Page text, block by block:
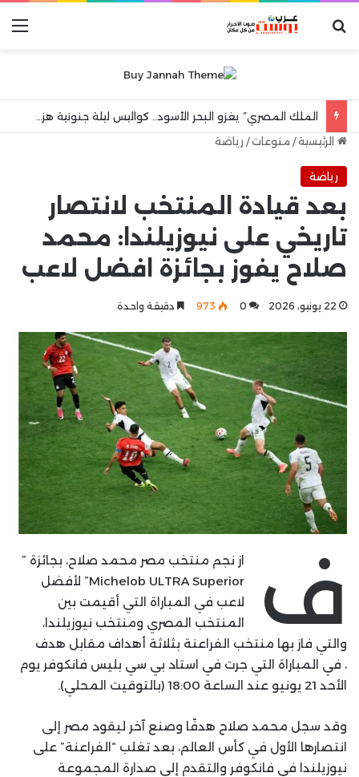
بحث عن
الرئيسية/ منوعات/ رياضة
رياضة
بعد قيادة المنتخب لانتصار
تاريخي على نيوزيلندا: محمد
صلاح يفوز بجائزة افضل لاعب
22 يونيو، 2026 0
973 دقيقة واحدة
ف
از نجم منتخب مصر محمد صلاح، بجائزة ”
Michelob ULTRA Superior” لأفضل
لاعب في المباراة التي أقيمت بين
المنتخب المصري ومنتخب نيوزيلندا،
والتي فاز بها منتخب الفراعنة بثلاثة أهداف مقابل هدف
، في المباراة التي جرت في استاد بي سي بليس فانكوفر يوم
الأحد 21 يونيو عند الساعة 18:00 (بالتوقيت المحلي).
وقد سجل محمد صلاح هدفًا وصنع آخر ليقود مصر إلى
انتصارها الأول في كأس العالم، بعد تغلب “الفراعنة” على
نيوزيلندا في فانكوفر والتقدم إلى صدارة المجموعة